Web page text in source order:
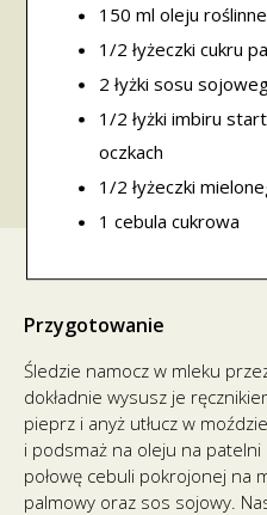
150 ml oleju
1/2 łyżeczki cukru
2 łyżki sosu
1/2 łyżki imbiru
oczkach
1/2 łyżeczki
1 cebula cukrowa
Przygotowanie
Śledzie namocz w mleku
dokładnie wysusz je
pieprz i anyż utłucz w
i podsmaż na oleju na
połowę cebuli pokrojonej na
palmowy oraz sos sojowy.